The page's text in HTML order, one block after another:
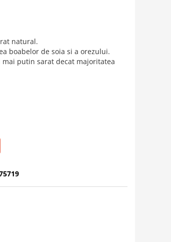
natural.
boabelor de soia si a orezului.
putin sarat decat majoritatea